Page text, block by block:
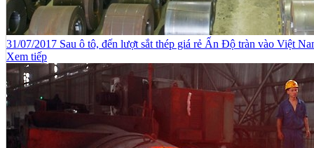
31/07/2017 Sau ô tô, đến lượt sắt thép giá rẻ Ấn Độ tràn vào Việt
Xem tiếp